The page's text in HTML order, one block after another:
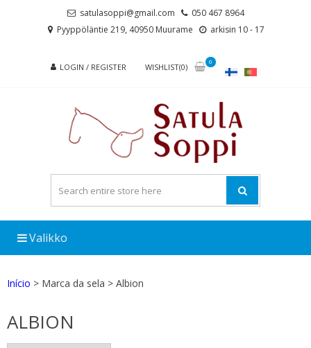
satulasoppi@gmail.com
050 467 8964
Pyyppöläntie 219, 40950 Muurame
arkisin 10 - 17
LOGIN / REGISTER WISHLIST(0)
0
Valikko
Início > Marca da sela > Albion
ALBION